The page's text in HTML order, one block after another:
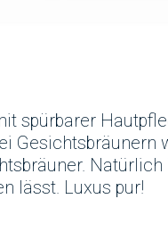
spürbarer
lässt. Luxus pur!